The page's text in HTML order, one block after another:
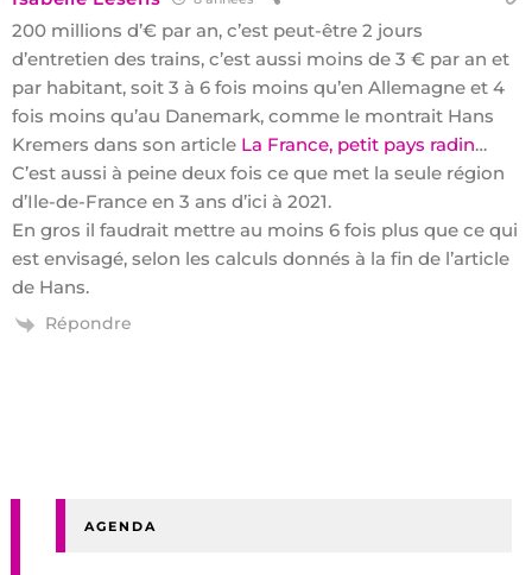
200 millions d’€ par an, c’est peut-être 2 jours
d’entretien des trains, c’est aussi moins de 3 € par an et
par habitant, soit 3 à 6 fois moins qu’en Allemagne et 4
fois moins qu’au Danemark, comme le montrait Hans
Kremers dans son article La France, petit pays radin…
C’est aussi à peine deux fois ce que met la seule région
d’Ile-de-France en 3 ans d’ici à 2021.
En gros il faudrait mettre au moins 6 fois plus que ce qui
est envisagé, selon les calculs donnés à la fin de l’article
de Hans.
Répondre
AGENDA